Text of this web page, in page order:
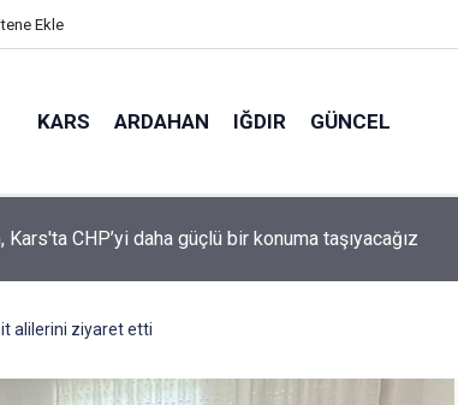
Ekle
KARS ARDAHAN IĞDIR GÜNCEL
YENİ Parti’nin kurucu il başkanlığı görevine getirildi
alilerini ziyaret etti